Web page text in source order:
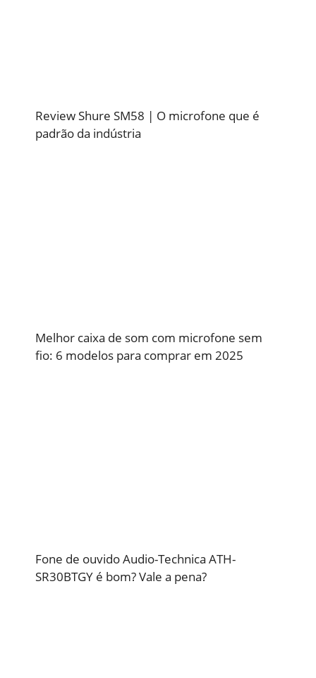
Review Shure SM58 | O microfone que é
padrão da indústria
Melhor caixa de som com microfone sem
fio: 6 modelos para comprar em 2025
Fone de ouvido Audio-Technica ATH-
SR30BTGY é bom? Vale a pena?